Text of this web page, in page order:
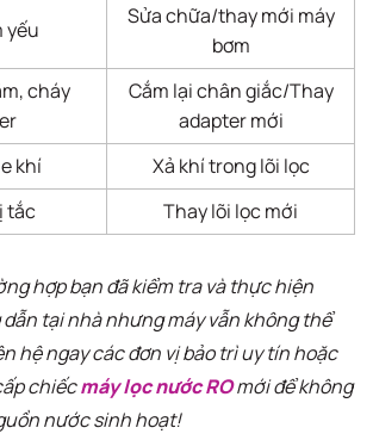
yếu
Sửa chữa/thay mới máy
bơm
cháy
Cắm lại chân giắc/Thay
adapter mới
khí
Xả khí trong lõi lọc
tắc
Thay lõi lọc mới
hợp bạn đã kiểm tra và thực hiện
tại nhà nhưng máy vẫn không thể
hệ ngay các đơn vị bảo trì uy tín hoặc
chiếcmáy lọc nước ROmới để không
nước sinh hoạt!